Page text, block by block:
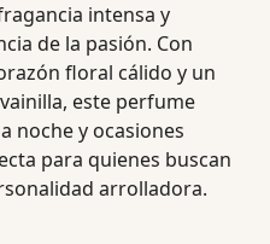
intensa y
de la pasión. Con
floral cálido y un
este perfume
noche y ocasiones
para quienes buscan
arrolladora.